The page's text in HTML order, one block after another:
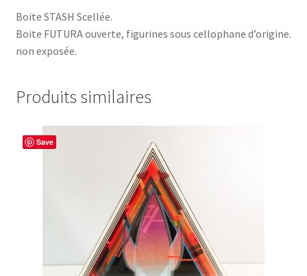
Boite STASH Scellée.
Boite FUTURA ouverte, figurines sous cellophane d’origine.
non exposée.
Produits similaires
Save